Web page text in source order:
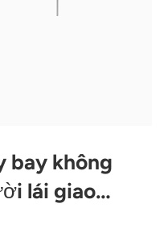
bay không
lái giao